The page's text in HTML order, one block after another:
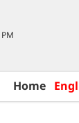
Home